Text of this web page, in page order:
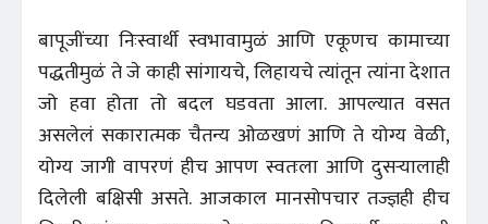
बापूजींच्या निःस्वार्थी स्वभावामुळं आणि एकूणच कामाच्या
पद्धतीमुळं ते जे काही सांगायचे, लिहायचे त्यांतून त्यांना देशात
जो हवा होता तो बदल घडवता आला. आपल्यात वसत
असलेलं सकारात्मक चैतन्य ओळखणं आणि ते योग्य वेळी,
योग्य जागी वापरणं हीच आपण स्वतःला आणि दुसऱ्यालाही
दिलेली बक्षिसी असते. आजकाल मानसोपचार तज्ज्ञही हीच